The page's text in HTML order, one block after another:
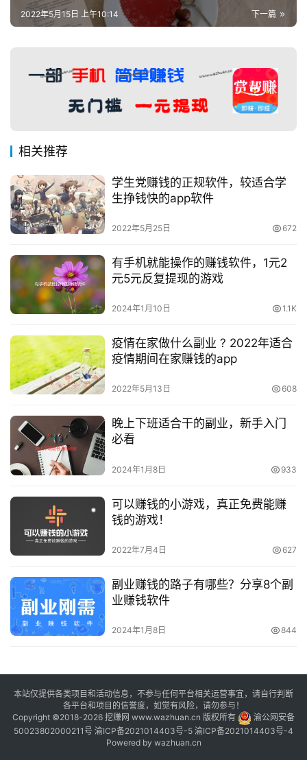
下一篇
2022年5月15日 上午10:14
相关推荐
学生党赚钱的正规软件，较适合学
生挣钱快的app软件
2022年5月25日 672
有手机就能操作的赚钱软件，1元2
元5元反复提现的游戏
2024年1月10日 1.1K
疫情在家做什么副业 ? 2022年适合
疫情期间在家赚钱的app
2022年5月13日 608
晚上下班适合干的副业，新手入门
必看
2024年1月8日 933
可以赚钱的小游戏，真正免费能赚
钱的游戏！
2022年7月4日 627
副业赚钱的路子有哪些？分享8个副
业赚钱软件
2024年1月8日 844
本站仅提供各类项目和活动信息，不参与任何平台相关运营事宜，请自行判断
各平台和项目的信誉度，如觉有风险，请勿参与！
Copyright ©2018-2026 挖赚网 www.wazhuan.cn 版权所有
渝公网安备
50023802000211号 渝ICP备2021014403号-5 渝ICP备2021014403号-4
Powered by wazhuan.cn